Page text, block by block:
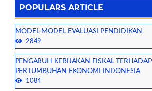
POPULARS ARTICLE
MODEL-MODEL EVALUASI PENDIDIKAN
2849
PENGARUH KEBIJAKAN FISKAL TERHADAP
PERTUMBUHAN EKONOMI INDONESIA
1084